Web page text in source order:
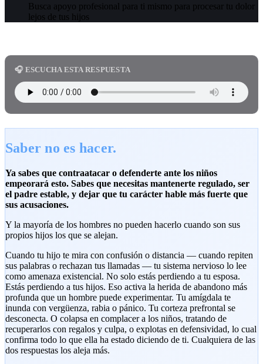
Busca apoyo profesional para ti mismo para procesar tu dolor
lejos de tus hijos
🎧 ESCUCHA ESTA RESPUESTA
Saber no es hacer.
Ya sabes que contraatacar o defenderte ante los niños
empeorará esto. Sabes que necesitas mantenerte regulado, ser
el padre estable, y dejar que tu carácter hable más fuerte que
sus acusaciones.
Y la mayoría de los hombres no pueden hacerlo cuando son sus
propios hijos los que se alejan.
Cuando tu hijo te mira con confusión o distancia — cuando repiten
sus palabras o rechazan tus llamadas — tu sistema nervioso lo lee
como amenaza existencial. No solo estás perdiendo a tu esposa.
Estás perdiendo a tus hijos. Eso activa la herida de abandono más
profunda que un hombre puede experimentar. Tu amígdala te
inunda con vergüenza, rabia o pánico. Tu corteza prefrontal se
desconecta. O colapsa en complacer a los niños, tratando de
recuperarlos con regalos y culpa, o explotas en defensividad, lo cual
confirma todo lo que ella ha estado diciendo de ti. Cualquiera de las
dos respuestas los aleja más.